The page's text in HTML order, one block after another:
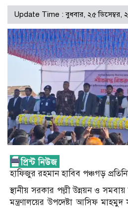
Update Time : বুধবার, ২৫ ডিসেম্বর,
হাফিজুর রহমান হাবিব পঞ্চগড়
স্থানীয় সরকার পল্লী উন্নয়ন ও
মন্ত্রণালয়ের উপদেষ্টা আসিফ